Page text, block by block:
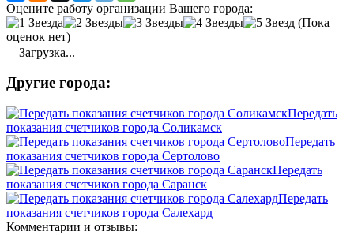
Оцените работу организации Вашего города:
(Пока
оценок нет)
Загрузка...
Другие города:
Передать
показания счетчиков города Соликамск
Передать
показания счетчиков города Сертолово
Передать
показания счетчиков города Саранск
Передать
показания счетчиков города Салехард
Комментарии и отзывы: